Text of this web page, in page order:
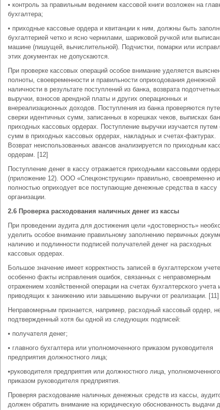
• контроль за правильным ведением кассовой книги возложен на
бухгалтера;
• приходные кассовые ордера и квитанции к ним, должны быть
бухгалтерией четко и ясно чернилами, шариковой ручкой или
машине (пишущей, вычислительной). Подчистки, помарки или
этих документах не допускаются.
При проверке кассовых операций особое внимание уделяется
полноты, своевременности и правильности оприходования денежной
наличности в результате поступлений из банка, возврата
выручки, взносов арендной платы и других операционных и
внереализационных доходов. Поступления из банка проверяются
сверки идентичных сумм, записанных в корешках чеков, выписках
приходных кассовых ордерах. Поступление выручки изучается путем
сумм в приходных кассовых ордерах, накладных и счетах-фактурах.
Возврат неиспользованных авансов анализируется по приходным
ордерам. [12]
Поступление денег в кассу отражается приходными кассовыми
(приложение 12). ООО «Спецконструкции» правильно, своевременно и
полностью оприходует все поступающие денежные средства в кассу
организации.
2.6 Проверка расходования наличных денег из кассы
При проведении аудита для достижения цели «достоверность»
уделить особое внимание правильному заполнению первичных
наличию и подлинности подписей получателей денег на расходных
кассовых ордерах.
Большое значение имеет корректность записей в бухгалтерском
особенно факты исправления ошибок, связанных с неправомерным
отражением хозяйственной операции на счетах бухгалтерского учета
приводящих к занижению или завышению выручки от реализации. [11]
Неправомерным признается, например, расходный кассовый ордер,
подтвержденный хотя бы одной из следующих подписей:
• получателя денег;
• главного бухгалтера или уполномоченного приказом руководителя
предприятия должностного лица;
•руководителя предприятия или должностного лица, уполномоченного
приказом руководителя предприятия.
Проверяя расходование наличных денежных средств из кассы,
должен обратить внимание на юридическую обоснованность выдачи